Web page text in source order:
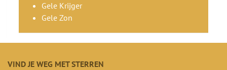
Gele Krijger
Gele Zon
VIND JE WEG MET STERREN